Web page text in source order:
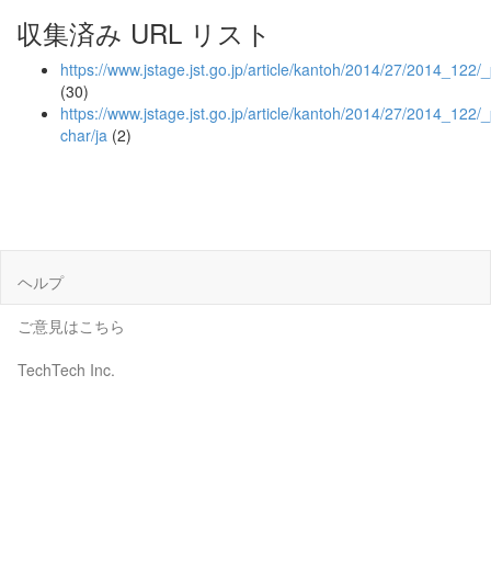
収集済み URL リスト
https://www.jstage.jst.go.jp/article/kantoh/2014/27/2014_122/
(30)
https://www.jstage.jst.go.jp/article/kantoh/2014/27/2014_122/
char/ja (2)
ヘルプ
ご意見はこちら
TechTech Inc.